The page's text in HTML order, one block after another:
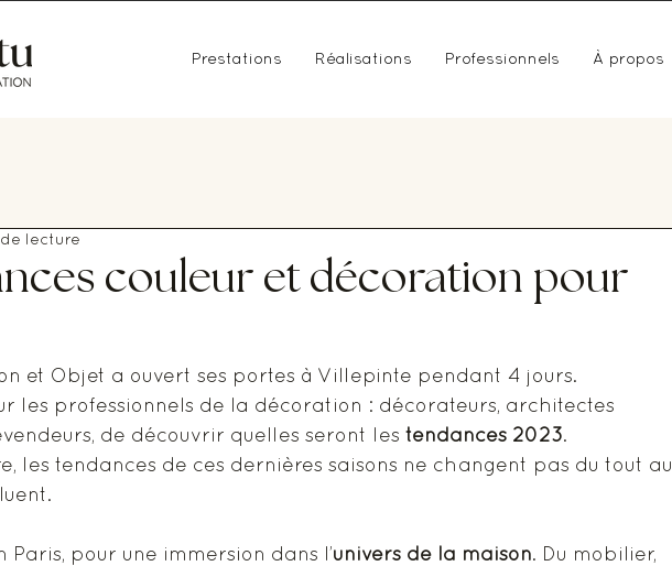
Prestations Réalisations Professionnels À propos
couleur et décoration pour
lecture
et Objet a ouvert ses portes à Villepinte pendant 4 jours.
les professionnels de la décoration : décorateurs, architectes
de découvrir quelles seront les tendances 2023.
les tendances de ces dernières saisons ne changent pas du tout au
Paris, pour une immersion dans l’univers de la maison. Du mobilier,